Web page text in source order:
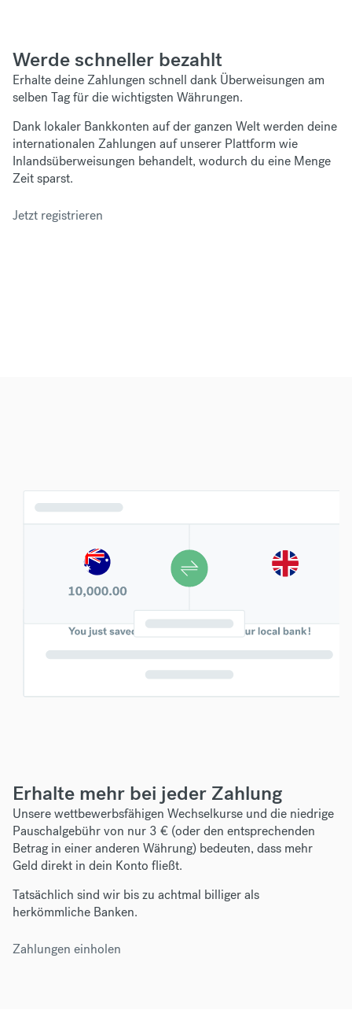
Werde schneller bezahlt
Erhalte deine Zahlungen schnell dank Überweisungen am
selben Tag für die wichtigsten Währungen.
Dank lokaler Bankkonten auf der ganzen Welt werden deine
internationalen Zahlungen auf unserer Plattform wie
Inlandsüberweisungen behandelt, wodurch du eine Menge
Zeit sparst.
Jetzt registrieren
Erhalte mehr bei jeder Zahlung
Unsere wettbewerbsfähigen Wechselkurse und die niedrige
Pauschalgebühr von nur 3 € (oder den entsprechenden
Betrag in einer anderen Währung) bedeuten, dass mehr
Geld direkt in dein Konto fließt.
Tatsächlich sind wir bis zu achtmal billiger als
herkömmliche Banken.
Zahlungen einholen